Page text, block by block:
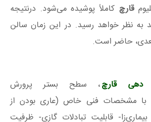
قارچ کاملاً پوشیده می‌شود. درنتیجه
به نظر خواهد رسید. در این زمان سالن
حاضر است.
قارچ، سطح بستر پرورش
با مشخصات فنی خاص (عاری بودن از
قابلیت تبادلات گازی- ظرفیت